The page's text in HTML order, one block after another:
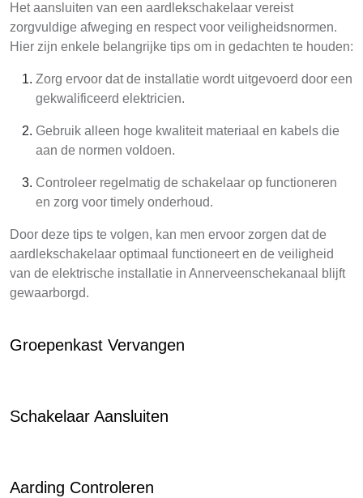
Het aansluiten van een aardlekschakelaar vereist
zorgvuldige afweging en respect voor veiligheidsnormen.
Hier zijn enkele belangrijke tips om in gedachten te houden:
Zorg ervoor dat de installatie wordt uitgevoerd door een
gekwalificeerd elektricien.
Gebruik alleen hoge kwaliteit materiaal en kabels die
aan de normen voldoen.
Controleer regelmatig de schakelaar op functioneren
en zorg voor timely onderhoud.
Door deze tips te volgen, kan men ervoor zorgen dat de
aardlekschakelaar optimaal functioneert en de veiligheid
van de elektrische installatie in Annerveenschekanaal blijft
gewaarborgd.
Groepenkast Vervangen
Schakelaar Aansluiten
Aarding Controleren